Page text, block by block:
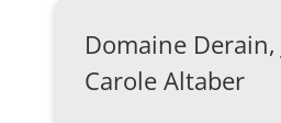
aantal
Domaine
Carole Altaber